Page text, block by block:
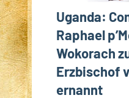
Uganda:
Raphael
Wokorach
Erzbischof
ernannt